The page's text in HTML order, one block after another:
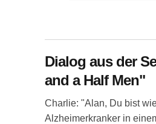
Dialog aus der
and a Half Men"
Charlie: "Alan, Du bist
Alzheimerkranker in